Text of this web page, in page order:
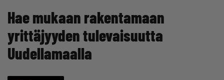
Hae mukaan rakentamaan
yrittäjyyden tulevaisuutta
Uudellamaalla